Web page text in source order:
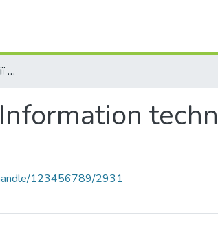
Інформаційні технології (Information technologies) (05.13.06)
123456789/2931